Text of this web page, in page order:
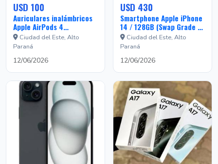
USD 100
Auriculares inalámbricos
Apple AirPods 4
MXP93ZM/A con estuche
de carga MagSafe -
Ciudad del Este, Alto
Paraná
12/06/2026
USD 430
Smartphone Apple iPhone
14 / 128GB (Swap Grade A)
USA - Blue
Ciudad del Este, Alto
Paraná
12/06/2026